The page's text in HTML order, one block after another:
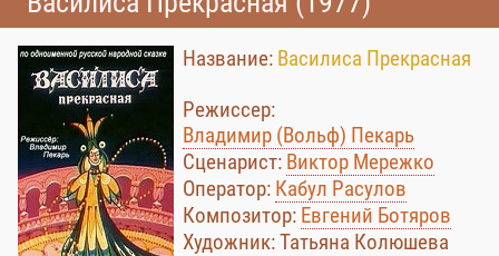
Название: Василиса Прекрасная
Режиссер:
Владимир (Вольф) Пекарь
Сценарист: Виктор Мережко
Оператор: Кабул Расулов
Композитор: Евгений Ботяров
Художник: Татьяна Колюшева